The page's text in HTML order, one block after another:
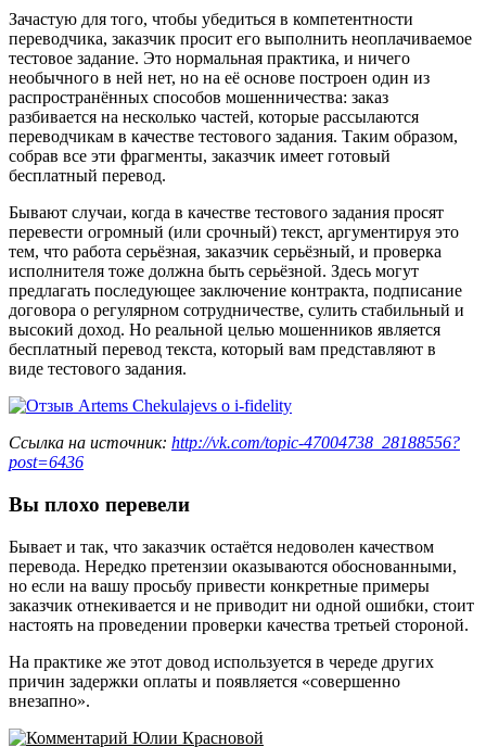
Зачастую для того, чтобы убедиться в компетентности
переводчика, заказчик просит его выполнить неоплачиваемое
тестовое задание. Это нормальная практика, и ничего
необычного в ней нет, но на её основе построен один из
распространённых способов мошенничества: заказ
разбивается на несколько частей, которые рассылаются
переводчикам в качестве тестового задания. Таким образом,
собрав все эти фрагменты, заказчик имеет готовый
бесплатный перевод.
Бывают случаи, когда в качестве тестового задания просят
перевести огромный (или срочный) текст, аргументируя это
тем, что работа серьёзная, заказчик серьёзный, и проверка
исполнителя тоже должна быть серьёзной. Здесь могут
предлагать последующее заключение контракта, подписание
договора о регулярном сотрудничестве, сулить стабильный и
высокий доход. Но реальной целью мошенников является
бесплатный перевод текста, который вам представляют в
виде тестового задания.
Ссылка на источник: http://vk.com/topic-47004738_28188556?
post=6436
Вы плохо перевели
Бывает и так, что заказчик остаётся недоволен качеством
перевода. Нередко претензии оказываются обоснованными,
но если на вашу просьбу привести конкретные примеры
заказчик отнекивается и не приводит ни одной ошибки, стоит
настоять на проведении проверки качества третьей стороной.
На практике же этот довод используется в череде других
причин задержки оплаты и появляется «совершенно
внезапно».